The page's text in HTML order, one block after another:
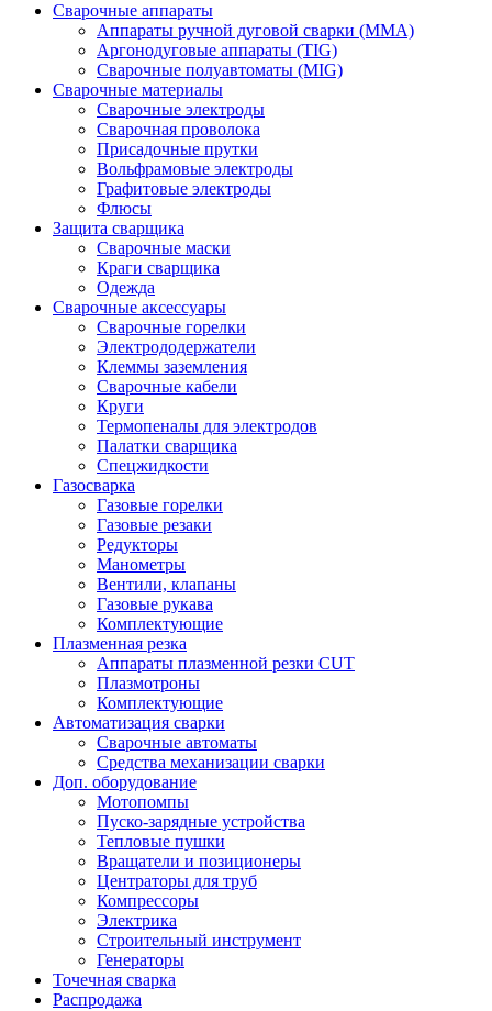
Сварочные аппараты
Аппараты ручной дуговой сварки (MMA)
Аргонодуговые аппараты (TIG)
Сварочные полуавтоматы (MIG)
Сварочные материалы
Сварочные электроды
Сварочная проволока
Присадочные прутки
Вольфрамовые электроды
Графитовые электроды
Флюсы
Защита сварщика
Сварочные маски
Краги сварщика
Одежда
Сварочные аксессуары
Сварочные горелки
Электрододержатели
Клеммы заземления
Сварочные кабели
Круги
Термопеналы для электродов
Палатки сварщика
Спецжидкости
Газосварка
Газовые горелки
Газовые резаки
Редукторы
Манометры
Вентили, клапаны
Газовые рукава
Комплектующие
Плазменная резка
Аппараты плазменной резки CUT
Плазмотроны
Комплектующие
Автоматизация сварки
Сварочные автоматы
Средства механизации сварки
Доп. оборудование
Мотопомпы
Пуско-зарядные устройства
Тепловые пушки
Вращатели и позиционеры
Центраторы для труб
Компрессоры
Электрика
Строительный инструмент
Генераторы
Точечная сварка
Распродажа